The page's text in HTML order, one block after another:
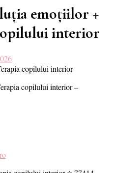
emoțiilor +
interior
copilului interior –